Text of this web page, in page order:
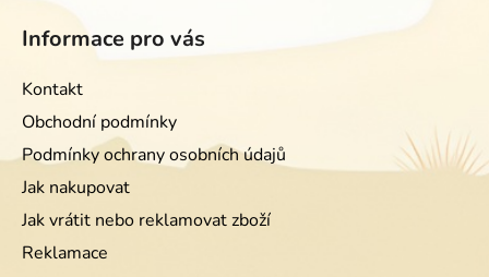
Informace pro vás
Kontakt
Obchodní podmínky
Podmínky ochrany osobních údajů
Jak nakupovat
Jak vrátit nebo reklamovat zboží
Reklamace